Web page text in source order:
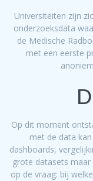
Universiteiten zijn
onderzoeksdata
de Medische
met een eerste
Op dit moment
met de data
dashboards,
grote datasets
op de vraag: bij